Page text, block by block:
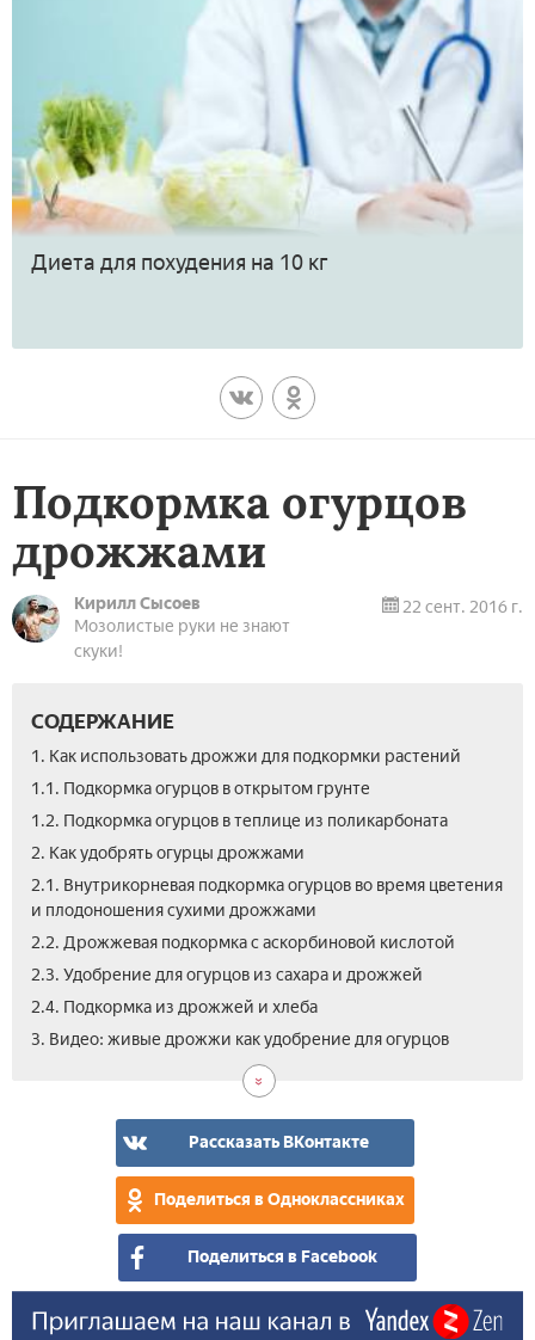
Диета для похудения на 10 кг
Подкормка огурцов
дрожжами
Кирилл Сысоев
Мозолистые руки не знают
скуки!
22 сент. 2016 г.
СОДЕРЖАНИЕ
1. Как использовать дрожжи для подкормки растений
1.1. Подкормка огурцов в открытом грунте
1.2. Подкормка огурцов в теплице из поликарбоната
2. Как удобрять огурцы дрожжами
2.1. Внутрикорневая подкормка огурцов во время цветения
и плодоношения сухими дрожжами
2.2. Дрожжевая подкормка с аскорбиновой кислотой
2.3. Удобрение для огурцов из сахара и дрожжей
2.4. Подкормка из дрожжей и хлеба
3. Видео: живые дрожжи как удобрение для огурцов
Рассказать ВКонтакте
Поделиться в Одноклассниках
Поделиться в Facebook